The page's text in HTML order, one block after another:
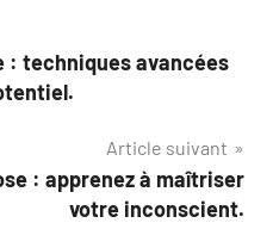
: techniques avancées
Article suivant
: apprenez à maîtriser
votre inconscient.